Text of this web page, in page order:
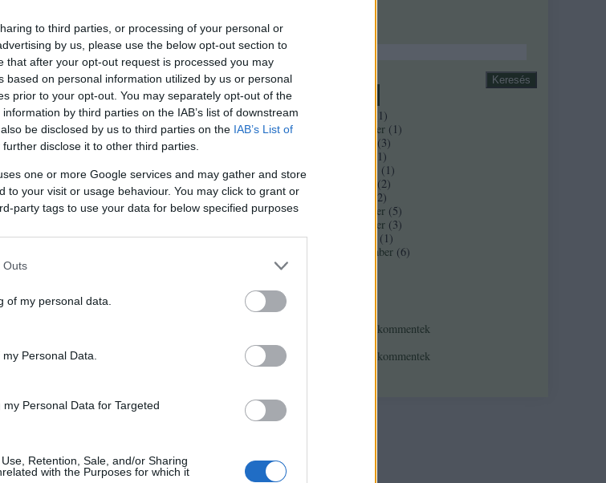
to third parties, or processing of your personal or
by us, please use the below opt-out section to
that after your opt-out request is processed you may
based on personal information utilized by us or personal
prior to your opt-out. You may separately opt-out of the
by third parties on the IAB’s list of downstream
be disclosed by us to third parties on the IAB’s List of
disclose it to other third parties.
one or more Google services and may gather and store
to your visit or usage behaviour. You may click to grant or
party tags to use your data for below specified purposes
Outs
of my personal data.
Personal Data.
Personal Data for Targeted
Retention, Sale, and/or Sharing
with the Purposes for which it
0
1 )
2017 november ( 1 )
(3)
1 )
( 1 )
(2)
2)
2015 december (5)
2015 november (3)
( 1 )
2015 szeptember (6)
kommentek
kommentek